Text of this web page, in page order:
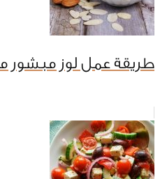
طريقة عمل لوز